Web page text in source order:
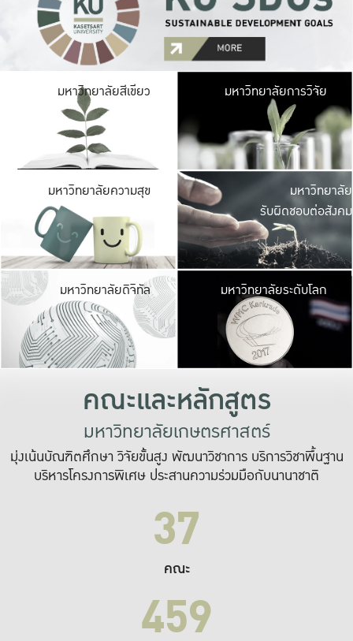
มหาวิทยาลัยสีเขียว มหาวิ
มีพื้นที่เขียวสดใส
เป็นป่าในเมือง เกษต
มหาวิทยาลัยการวิจัย
มหาวิทยาลัยความสุข มหาวิ
ค
เปิดประ
และพบเรื่องราวใ
มหาวิทยาลัย
รับผิดชอบต่อสังคม
มหาวิทยาลัยดิจิทัล มหาวิ
เปลี่ยนแปลง แล
เพื่อทำง
ระบบสารสนเทศ
มหาวิทยาลัยระดับโลก
คณะและหลักสูตร
มหาวิทยาลัยเกษตรศาสตร์
มุ่งเน้นบัณฑิตศึกษา วิจัยขั้นสูง พัฒนาวิชาการ บริการวิชาพื้นฐาน
บริหารโครงการพิเศษ ประสานความร่วมมือกับนานาชาติ
37
คณะ
459